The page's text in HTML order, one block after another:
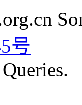
号